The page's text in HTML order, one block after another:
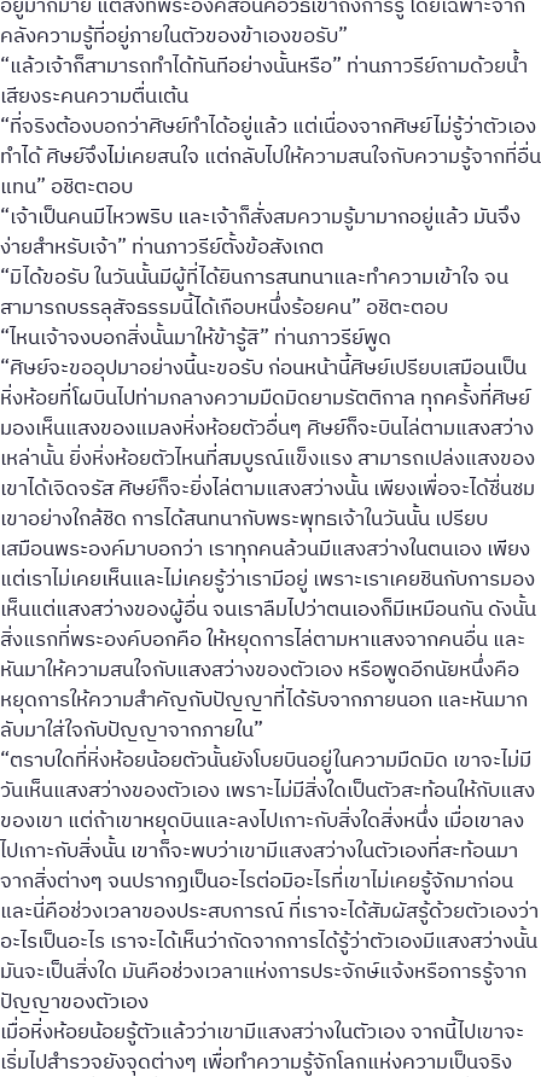
คลังความรู้ที่อยู่ภายในตัวของข้าเองขอรับ”
“แล้วเจ้าก็สามารถทำได้ทันทีอย่างนั้นหรือ” ท่านภาวรีย์ถามด้วยน้ำ
เสียงระคนความตื่นเต้น
“ที่จริงต้องบอกว่าศิษย์ทำได้อยู่แล้ว แต่เนื่องจากศิษย์ไม่รู้ว่าตัวเอง
ทำได้ ศิษย์จึงไม่เคยสนใจ แต่กลับไปให้ความสนใจกับความรู้จากที่อื่น
แทน” อชิตะตอบ
“เจ้าเป็นคนมีไหวพริบ และเจ้าก็สั่งสมความรู้มามากอยู่แล้ว มันจึง
ง่ายสำหรับเจ้า” ท่านภาวรีย์ตั้งข้อสังเกต
“มิได้ขอรับ ในวันนั้นมีผู้ที่ได้ยินการสนทนาและทำความเข้าใจ จน
สามารถบรรลุสัจธรรมนี้ได้เกือบหนึ่งร้อยคน” อชิตะตอบ
“ไหนเจ้าจงบอกสิ่งนั้นมาให้ข้ารู้สิ” ท่านภาวรีย์พูด
“ศิษย์จะขออุปมาอย่างนี้นะขอรับ ก่อนหน้านี้ศิษย์เปรียบเสมือนเป็น
หิ่งห้อยที่โผบินไปท่ามกลางความมืดมิดยามรัตติกาล ทุกครั้งที่ศิษย์
มองเห็นแสงของแมลงหิ่งห้อยตัวอื่นๆ ศิษย์ก็จะบินไล่ตามแสงสว่าง
เหล่านั้น ยิ่งหิ่งห้อยตัวไหนที่สมบูรณ์แข็งแรง สามารถเปล่งแสงของ
เขาได้เจิดจรัส ศิษย์ก็จะยิ่งไล่ตามแสงสว่างนั้น เพียงเพื่อจะได้ชื่นชม
เขาอย่างใกล้ชิด การได้สนทนากับพระพุทธเจ้าในวันนั้น เปรียบ
เสมือนพระองค์มาบอกว่า เราทุกคนล้วนมีแสงสว่างในตนเอง เพียง
แต่เราไม่เคยเห็นและไม่เคยรู้ว่าเรามีอยู่ เพราะเราเคยชินกับการมอง
เห็นแต่แสงสว่างของผู้อื่น จนเราลืมไปว่าตนเองก็มีเหมือนกัน ดังนั้น
สิ่งแรกที่พระองค์บอกคือ ให้หยุดการไล่ตามหาแสงจากคนอื่น และ
หันมาให้ความสนใจกับแสงสว่างของตัวเอง หรือพูดอีกนัยหนึ่งคือ
หยุดการให้ความสำคัญกับปัญญาที่ได้รับจากภายนอก และหันมาก
ลับมาใส่ใจกับปัญญาจากภายใน”
“ตราบใดที่หิ่งห้อยน้อยตัวนั้นยังโบยบินอยู่ในความมืดมิด เขาจะไม่มี
วันเห็นแสงสว่างของตัวเอง เพราะไม่มีสิ่งใดเป็นตัวสะท้อนให้กับแสง
ของเขา แต่ถ้าเขาหยุดบินและลงไปเกาะกับสิ่งใดสิ่งหนึ่ง เมื่อเขาลง
ไปเกาะกับสิ่งนั้น เขาก็จะพบว่าเขามีแสงสว่างในตัวเองที่สะท้อนมา
จากสิ่งต่างๆ จนปรากฏเป็นอะไรต่อมิอะไรที่เขาไม่เคยรู้จักมาก่อน
และนี่คือช่วงเวลาของประสบการณ์ ที่เราจะได้สัมผัสรู้ด้วยตัวเองว่า
อะไรเป็นอะไร เราจะได้เห็นว่าถัดจากการได้รู้ว่าตัวเองมีแสงสว่างนั้น
มันจะเป็นสิ่งใด มันคือช่วงเวลาแห่งการประจักษ์แจ้งหรือการรู้จาก
ปัญญาของตัวเอง
เมื่อหิ่งห้อยน้อยรู้ตัวแล้วว่าเขามีแสงสว่างในตัวเอง จากนี้ไปเขาจะ
เริ่มไปสำรวจยังจุดต่างๆ เพื่อทำความรู้จักโลกแห่งความเป็นจริง